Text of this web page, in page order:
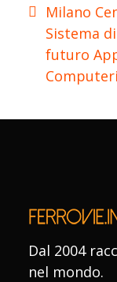
Milano
Sistema
futuro
Dal 2004
nel mondo.